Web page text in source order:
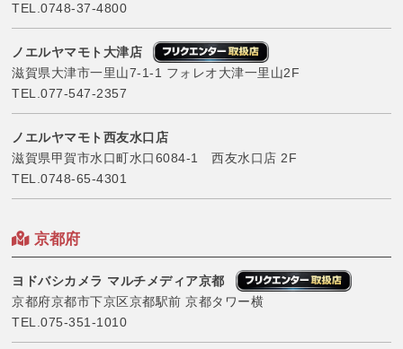
TEL.0748-37-4800
ノエルヤマモト大津店
滋賀県大津市一里山7-1-1 フォレオ大津一里山2F
TEL.077-547-2357
ノエルヤマモト西友水口店
滋賀県甲賀市水口町水口6084-1 西友水口店 2F
TEL.0748-65-4301
京都府
ヨドバシカメラ マルチメディア京都
京都府京都市下京区京都駅前 京都タワー横
TEL.075-351-1010